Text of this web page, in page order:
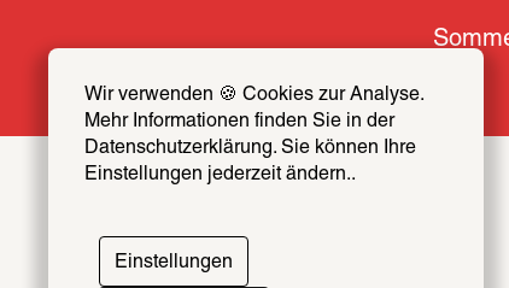
Wir verwenden 🍪 Cookies zur Analyse.
Mehr Informationen finden Sie in der
Datenschutzerklärung. Sie können Ihre
Einstellungen jederzeit ändern..
Einstellungen